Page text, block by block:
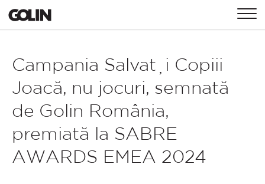
GLOBAL ASIA EMEA
Campania Salvați Copiii
Joacă, nu jocuri, semnată
de Golin România,
premiată la SABRE
AWARDS EMEA 2024